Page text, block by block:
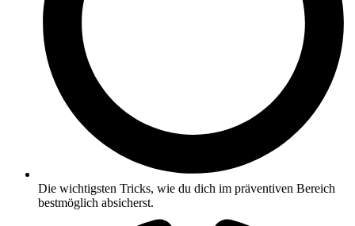
Die wichtigsten Tricks, wie du dich im präventiven Bereich
bestmöglich absicherst.